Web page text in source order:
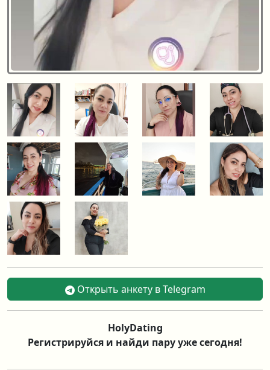
Открыть анкету в Telegram
HolyDating
Регистрируйся и найди пару уже сегодня!